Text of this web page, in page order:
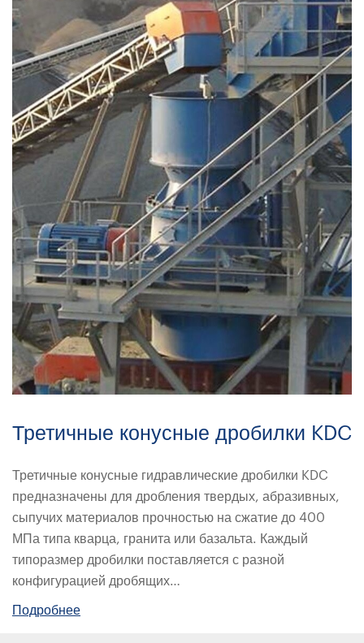
Третичные конусные дробилки KDC
Третичные конусные гидравлические дробилки KDC
предназначены для дробления твердых, абразивных,
сыпучих материалов прочностью на сжатие до 400
МПа типа кварца, гранита или базальта. Каждый
типоразмер дробилки поставляется с разной
конфигурацией дробящих…
Подробнее